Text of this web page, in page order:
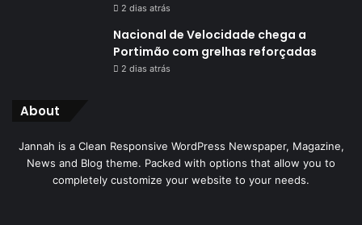
2 dias atrás
Nacional de Velocidade chega a
Portimão com grelhas reforçadas
2 dias atrás
About
Jannah is a Clean Responsive WordPress Newspaper, Magazine,
News and Blog theme. Packed with options that allow you to
completely customize your website to your needs.